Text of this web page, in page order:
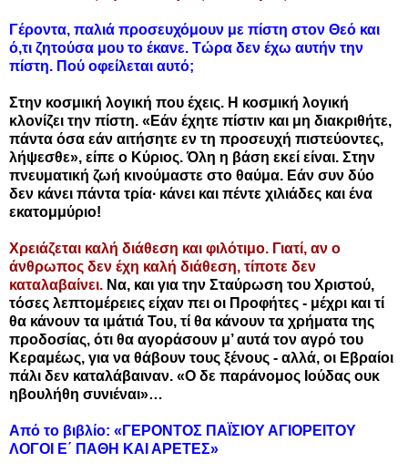
Γέροντα, παλιά προσευχόμουν με πίστη στον Θεό και
ό,τι ζητούσα μου το έκανε. Τώρα δεν έχω αυτήν την
πίστη. Πού οφείλεται αυτό;
Στην κοσμική λογική που έχεις. Η κοσμική λογική
κλονίζει την πίστη. «Εάν έχητε πίστιν και μη διακριθήτε,
πάντα όσα εάν αιτήσητε εν τη προσευχή πιστεύοντες,
λήψεσθε», είπε ο Κύριος. Όλη η βάση εκεί είναι. Στην
πνευματική ζωή κινούμαστε στο θαύμα. Εάν συν δύο
δεν κάνει πάντα τρία∙ κάνει και πέντε χιλιάδες και ένα
εκατομμύριο!
Χρειάζεται καλή διάθεση και φιλότιμο. Γιατί, αν ο
άνθρωπος δεν έχη καλή διάθεση, τίποτε δεν
καταλαβαίνει. Να, και για την Σταύρωση του Χριστού,
τόσες λεπτομέρειες είχαν πει οι Προφήτες - μέχρι και τί
θα κάνουν τα ιμάτιά Του, τί θα κάνουν τα χρήματα της
προδοσίας, ότι θα αγοράσουν μ’ αυτά τον αγρό του
Κεραμέως, για να θάβουν τους ξένους - αλλά, οι Εβραίοι
πάλι δεν καταλάβαιναν. «Ο δε παράνομος Ιούδας ουκ
ηβουλήθη συνιέναι»…
Από το βιβλίο: «ΓΕΡΟΝΤΟΣ ΠΑΪΣΙΟΥ ΑΓΙΟΡΕΙΤΟΥ
ΛΟΓΟΙ Ε΄ ΠΑΘΗ ΚΑΙ ΑΡΕΤΕΣ»